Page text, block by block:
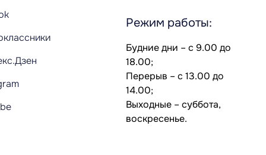
Режим работы:
Будние дни – с 9.00 до
18.00;
Перерыв – с 13.00 до
14.00;
Выходные – суббота,
воскресенье.